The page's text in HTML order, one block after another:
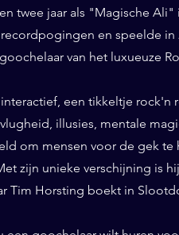
twee jaar als "Magische
en speelde in
van het luxueuze
een tikkeltje rock'n
illusies, mentale
om mensen voor de gek te
zijn unieke verschijning is
Tim Horsting boekt in